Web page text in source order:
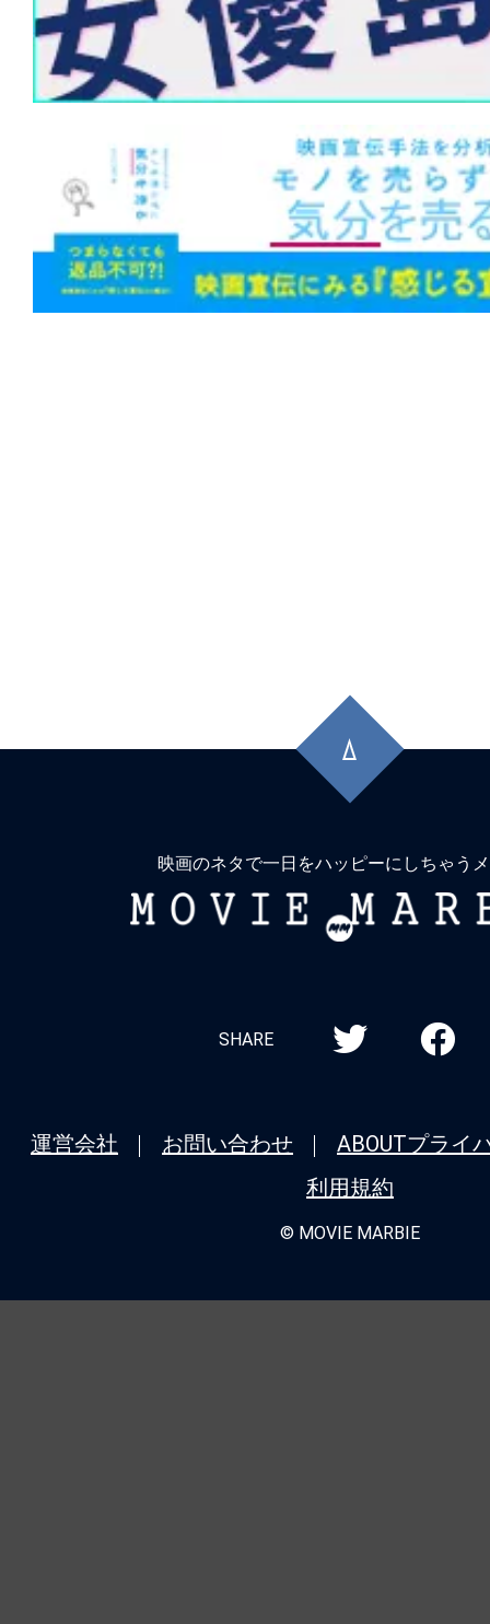
頭
に
映画のネタで一日をハッピーにしちゃう
MOVIE
SHARE
運営会社 お問い合わせ ABOUTプライ
利用規約
© MOVIE MARBIE